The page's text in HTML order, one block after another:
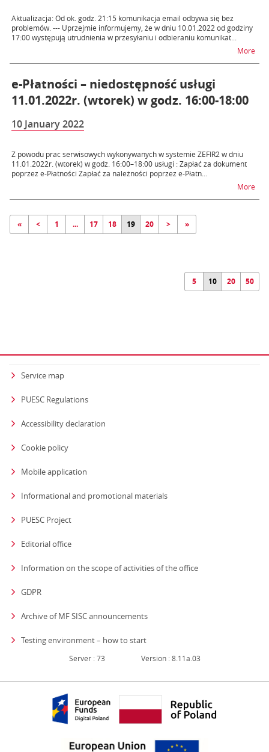
Aktualizacja: Od ok. godz. 21:15 komunikacja email odbywa się bez
problemów. --- Uprzejmie informujemy, że w dniu 10.01.2022 od godziny
17:00 występują utrudnienia w przesyłaniu i odbieraniu komunikat...
Morena
e-Płatności – niedostępność usługi
11.01.2022r. (wtorek) w godz. 16:00-18:00
10 January 2022
Z powodu prac serwisowych wykonywanych w systemie ZEFIR2 w dniu
11.01.2022r. (wtorek) w godz. 16:00–18:00 usługi : Zapłać za dokument
poprzez e-Płatności Zapłać za należności poprzez e-Płatn...
Morena
« < 1 ... 17 18 19 20 > »
5 10 20 50
Service map
PUESC Regulations
Accessibility declaration
Cookie policy
Mobile application
Informational and promotional materials
PUESC Project
Editorial office
Information on the scope of activities of the officestrona otwiera się
GDPR
Archive of MF SISC announcements
Testing environment – how to start
Server : 73 Version : 8.11a.03